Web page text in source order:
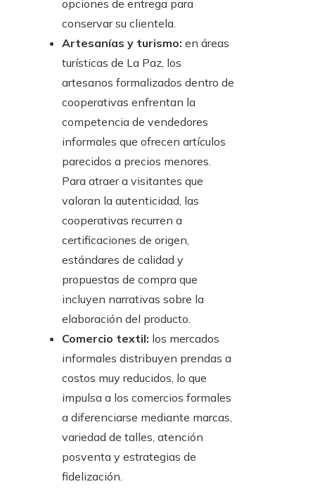
opciones de entrega para
conservar su clientela.
Artesanías y turismo: en áreas
turísticas de La Paz, los
artesanos formalizados dentro de
cooperativas enfrentan la
competencia de vendedores
informales que ofrecen artículos
parecidos a precios menores.
Para atraer a visitantes que
valoran la autenticidad, las
cooperativas recurren a
certificaciones de origen,
estándares de calidad y
propuestas de compra que
incluyen narrativas sobre la
elaboración del producto.
Comercio textil: los mercados
informales distribuyen prendas a
costos muy reducidos, lo que
impulsa a los comercios formales
a diferenciarse mediante marcas,
variedad de talles, atención
posventa y estrategias de
fidelización.